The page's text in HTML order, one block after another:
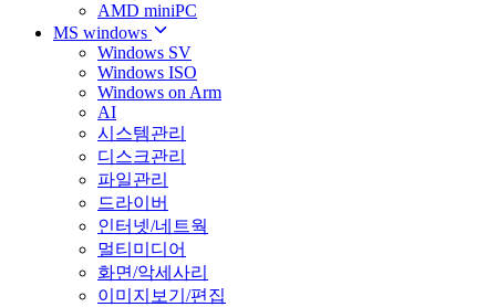
AMD miniPC
MS windows
Windows SV
Windows ISO
Windows on Arm
AI
시스템관리
디스크관리
파일관리
드라이버
인터넷/네트웍
멀티미디어
화면/악세사리
이미지보기/편집